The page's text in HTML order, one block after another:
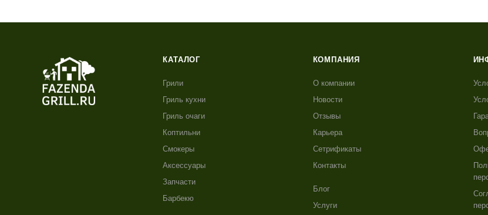
КАТАЛОГ
Грили
Гриль кухни
Гриль очаги
Коптильни
Смокеры
Аксессуары
Запчасти
Барбекю
КОМПАНИЯ
О компании
Новости
Отзывы
Карьера
Сетрификаты
Контакты
Блог
Услуги